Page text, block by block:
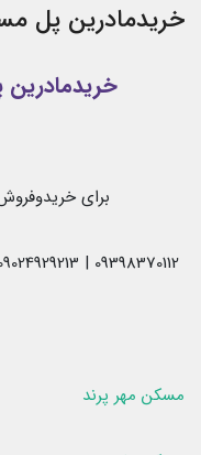
خریدمادرین پل
خریدمادرین
برای
مسکن مهر پرند